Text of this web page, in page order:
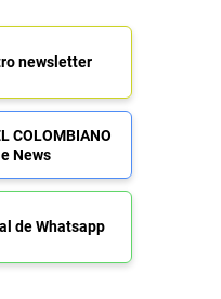
newsletter
COLOMBIANO
News
de Whatsapp